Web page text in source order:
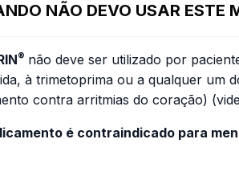
NÃO DEVO USAR ESTE
® não deve ser utilizado por
à trimetoprima ou a qualquer um
contra arritmias do coração)
é contraindicado para